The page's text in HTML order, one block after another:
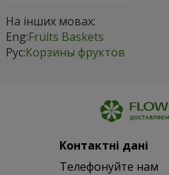
На інших мовах:
Eng:Fruits Baskets
Рус:Корзины фруктов
Контактні дані
Телефонуйте нам